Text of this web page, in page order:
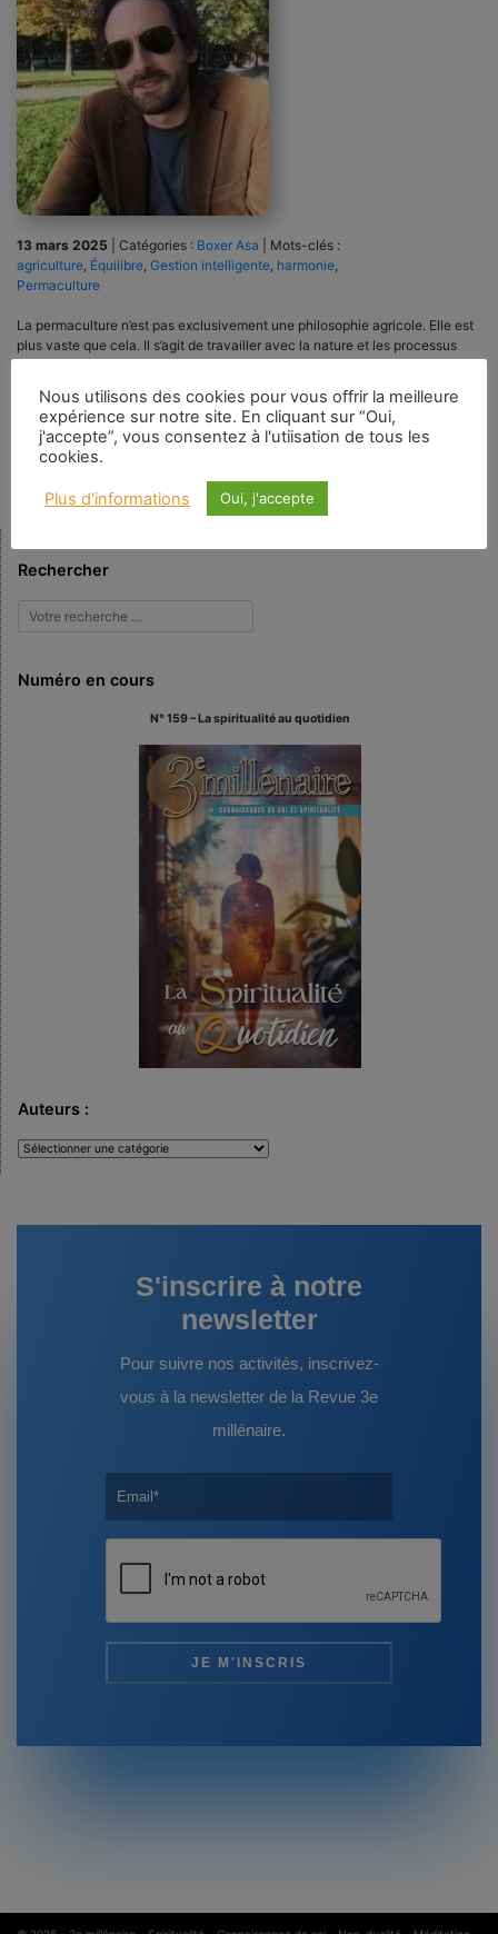
13 mars 2025 Catégories : Boxer Asa
Mots-clés :
agriculture Équilibre Gestion intelligente harmonie
Permaculture
La permaculture n’est pas exclusivement une philosophie agricole. Elle est
plus vaste que cela. Il s’agit de travailler avec la nature et les processus
communautaire. Toute solution à la vie humaine qui observe
l’environnement naturel et exploite intelligemment les flux et services
naturels sur le site peut être qualifiée de permaculture.
Rechercher
Numéro en cours
N° 159 – La spiritualité au quotidien
Auteurs :
Auteurs
:
S'inscrire à notre
newsletter
Pour suivre nos activités, inscrivez-
vous à la newsletter de la Revue 3e
millénaire.
Nous utilisons des cookies pour vous offrir la meilleure
expérience sur notre site. En cliquant sur “Oui,
j'accepte”, vous consentez à l'utiisation de tous les
cookies.
Plus d'informations Oui, j'accepte